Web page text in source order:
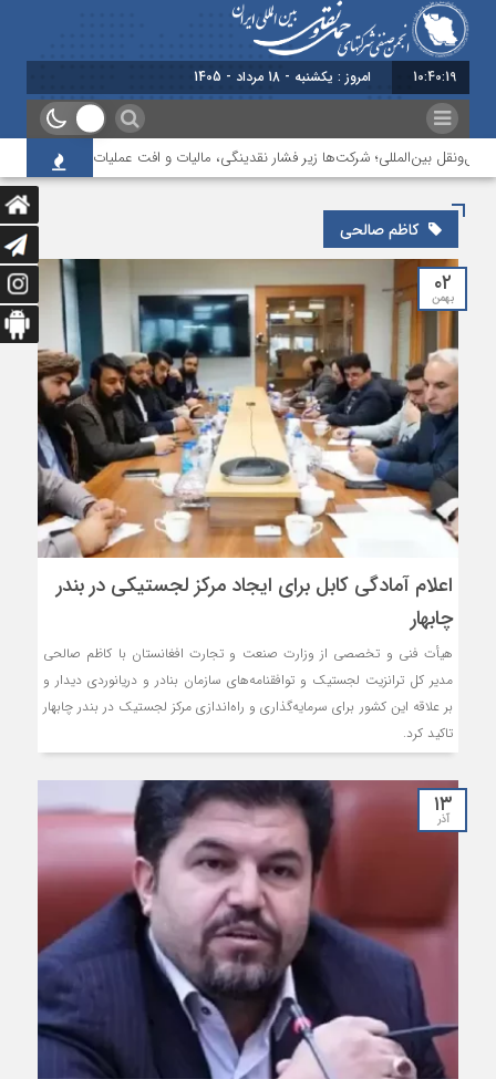
10:40:20 امروز : یکشنبه - 18 مرداد - 1405
بین‌المللی؛ شرکت‌ها زیر فشار نقدینگی، مالیات و افت عملیات
کاظم صالحی
۰۲
بهمن
اعلام آمادگی کابل برای ایجاد مرکز لجستیکی در بندر
چابهار
هیأت فنی و تخصصی از وزارت صنعت و تجارت افغانستان با کاظم صالحی
مدیر کل ترانزیت لجستیک و توافقنامه‌های سازمان بنادر و دریانوردی دیدار و
بر علاقه این کشور برای سرمایه‌گذاری و راه‌اندازی مرکز لجستیک در بندر چابهار
تاکید کرد.
۱۳
آذر